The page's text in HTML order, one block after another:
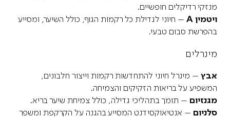
מנזקי רדיקלים חופשיים.
ויטמין A
– חיוני לגדילת כל רקמות הגוף, כולל השיער, ומסייע
בהפרשת סבום טבעי.
מינרלים
אבץ– מינרל חיוני להתחדשות רקמות וייצור חלבונים,
המשפיע על בריאות הזקיקים והצמיחה.
מגנזיום– תומך בתהליכי גדילה, כולל צמיחת שיער בריא.
סלניום– אנטיאוקסידנט המסייע בהגנה על הקרקפת ומשפר